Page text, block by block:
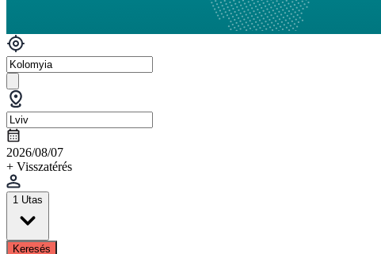
2026/08/07
+ Visszatérés
1 Utas
Keresés